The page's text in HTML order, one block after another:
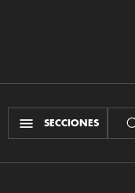
SECCIONES